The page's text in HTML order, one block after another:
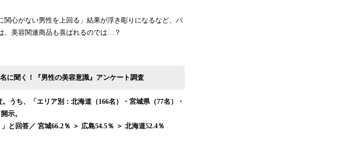
心がない男性を上回る」結果が浮き彫りになるなど、バ
、美容関連商品も喜ばれるのでは…？
に聞く！『男性の美容意識』アンケート調査
うち、「エリア別：北海道（166名）・宮城県（77名）・
示。
と回答／ 宮城66.2％ ＞ 広島54.5％ ＞ 北海道52.4％